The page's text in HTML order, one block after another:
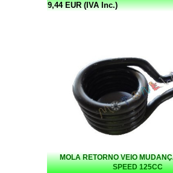
9,44 EUR (IVA Inc.)
MOLA RETORNO VEIO
SPEED 125CC